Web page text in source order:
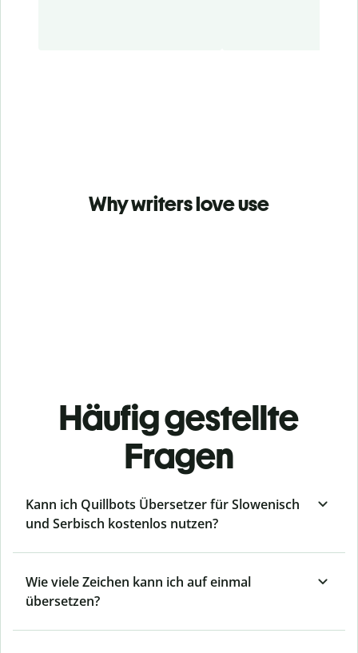
Why writers love use
Häufig gestellte
Fragen
Kann ich Quillbots Übersetzer für Slowenisch
und Serbisch kostenlos nutzen?
Wie viele Zeichen kann ich auf einmal
übersetzen?